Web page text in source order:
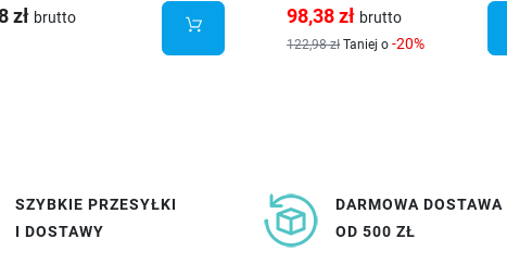
zł brutto 98,38 zł brutto
122,98 zł Taniej o -20%
SZYBKIE PRZESYŁKI
I DOSTAWY
DARMOWA DOSTAWA
OD 500 ZŁ